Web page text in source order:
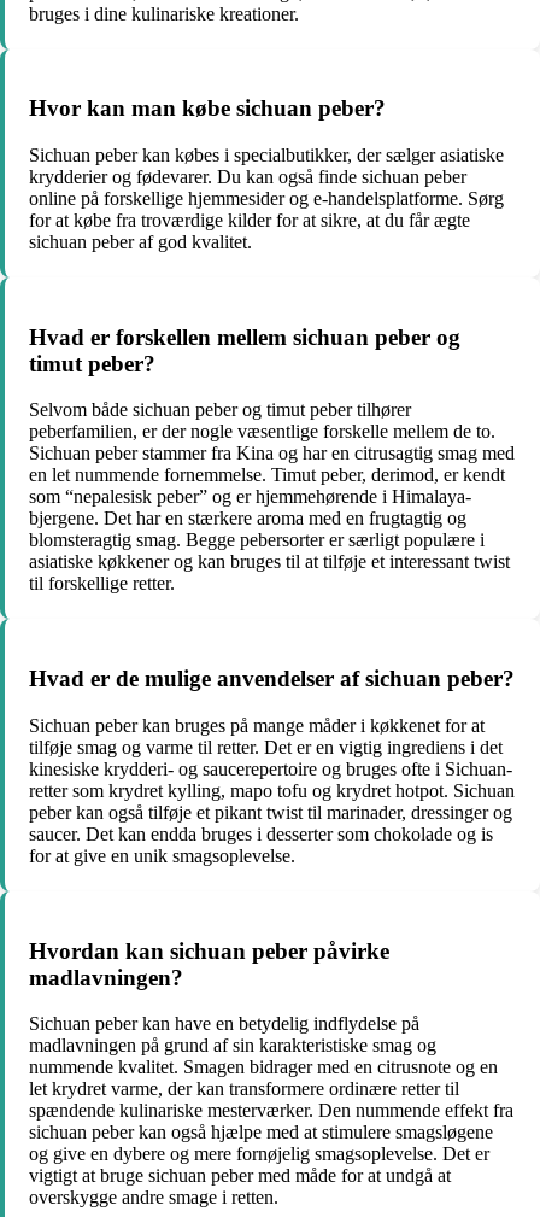
bruges i dine kulinariske kreationer.
Hvor kan man købe sichuan peber?
Sichuan peber kan købes i specialbutikker, der sælger asiatiske
krydderier og fødevarer. Du kan også finde sichuan peber
online på forskellige hjemmesider og e-handelsplatforme. Sørg
for at købe fra troværdige kilder for at sikre, at du får ægte
sichuan peber af god kvalitet.
Hvad er forskellen mellem sichuan peber og
timut peber?
Selvom både sichuan peber og timut peber tilhører
peberfamilien, er der nogle væsentlige forskelle mellem de to.
Sichuan peber stammer fra Kina og har en citrusagtig smag med
en let nummende fornemmelse. Timut peber, derimod, er kendt
som “nepalesisk peber” og er hjemmehørende i Himalaya-
bjergene. Det har en stærkere aroma med en frugtagtig og
blomsteragtig smag. Begge pebersorter er særligt populære i
asiatiske køkkener og kan bruges til at tilføje et interessant twist
til forskellige retter.
Hvad er de mulige anvendelser af sichuan peber?
Sichuan peber kan bruges på mange måder i køkkenet for at
tilføje smag og varme til retter. Det er en vigtig ingrediens i det
kinesiske krydderi- og saucerepertoire og bruges ofte i Sichuan-
retter som krydret kylling, mapo tofu og krydret hotpot. Sichuan
peber kan også tilføje et pikant twist til marinader, dressinger og
saucer. Det kan endda bruges i desserter som chokolade og is
for at give en unik smagsoplevelse.
Hvordan kan sichuan peber påvirke
madlavningen?
Sichuan peber kan have en betydelig indflydelse på
madlavningen på grund af sin karakteristiske smag og
nummende kvalitet. Smagen bidrager med en citrusnote og en
let krydret varme, der kan transformere ordinære retter til
spændende kulinariske mesterværker. Den nummende effekt fra
sichuan peber kan også hjælpe med at stimulere smagsløgene
og give en dybere og mere fornøjelig smagsoplevelse. Det er
vigtigt at bruge sichuan peber med måde for at undgå at
overskygge andre smage i retten.